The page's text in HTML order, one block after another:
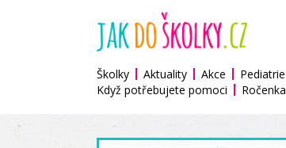
Školky Aktuality Akce Pediatrie
Když potřebujete pomoci
Ročenka